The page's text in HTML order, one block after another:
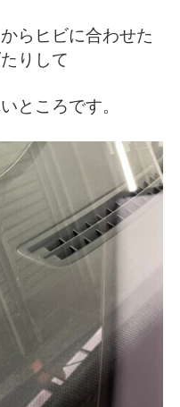
らヒビに合わせた
りして
ところです。